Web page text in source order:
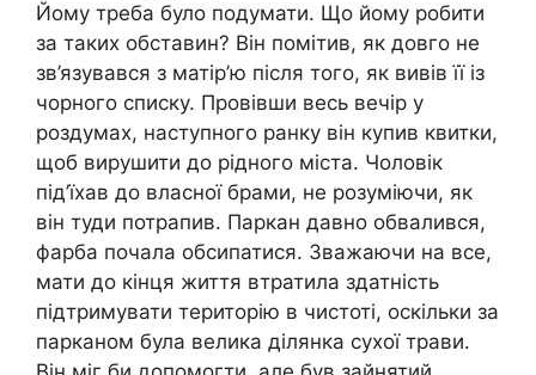
Йому треба було подумати. Що йому робити
за таких обставин? Він помітив, як довго не
зв’язувався з матір’ю після того, як вивів її із
чорного списку. Провівши весь вечір у
роздумах, наступного ранку він купив квитки,
щоб вирушити до рідного міста. Чоловік
під’їхав до власної брами, не розуміючи, як
він туди потрапив. Паркан давно обвалився,
фарба почала обсипатися. Зважаючи на все,
мати до кінця життя втратила здатність
підтримувати територію в чистоті, оскільки за
парканом була велика ділянка сухої трави.